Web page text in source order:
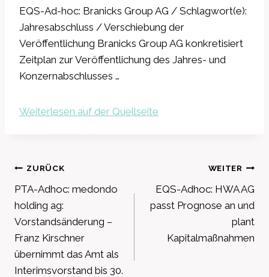
EQS-Ad-hoc: Branicks Group AG / Schlagwort(e):
Jahresabschluss / Verschiebung der
Veröffentlichung Branicks Group AG konkretisiert
Zeitplan zur Veröffentlichung des Jahres- und
Konzernabschlusses …
Weiterlesen auf der Quellseite
Beitragsnavigation
ZURÜCK
PTA-Adhoc: medondo
holding ag:
Vorstandsänderung –
Franz Kirschner
übernimmt das Amt als
Interimsvorstand bis 30.
WEITER
EQS-Adhoc: HWA AG
passt Prognose an und
plant
Kapitalmaßnahmen